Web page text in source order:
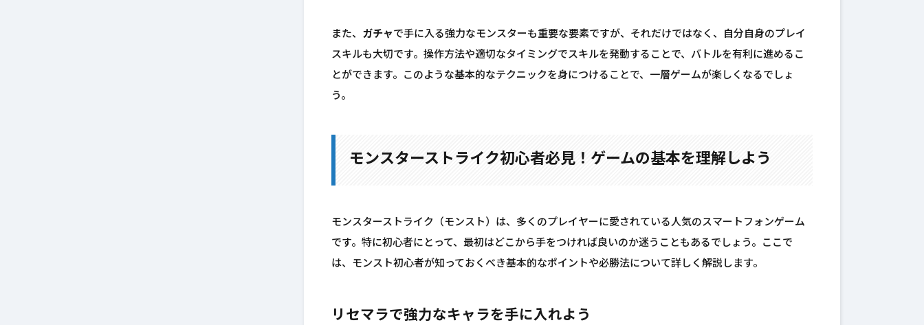
また、 ガチャ で手に入る強力なモンスターも重要な要素ですが、それだけではなく、自分自身のプレイ
スキルも大切です。操作方法や適切なタイミングでスキルを発動することで、バトルを有利に進めるこ
とができます。このような基本的なテクニックを身につけることで、一層ゲームが楽しくなるでしょ
う。
モンスターストライク初心者必見！ゲームの基本を理解しよう
モンスターストライク（モンスト）は、多くのプレイヤーに愛されている人気のスマートフォンゲーム
です。特に初心者にとって、最初はどこから手をつければ良いのか迷うこともあるでしょう。ここで
は、モンスト初心者が知っておくべき基本的なポイントや必勝法について詳しく解説します。
リセマラで強力なキャラを手に入れよう